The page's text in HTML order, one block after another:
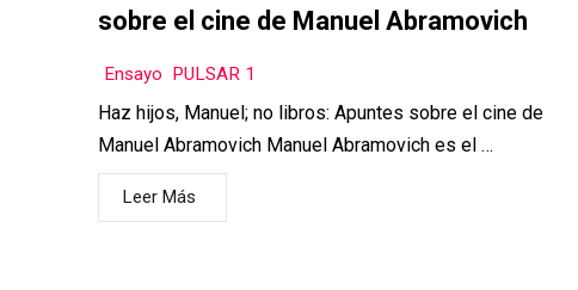
sobre el cine de Manuel Abramovich
Ensayo PULSAR 1
Haz hijos, Manuel; no libros: Apuntes sobre el cine de
Manuel Abramovich Manuel Abramovich es el …
Leer Más